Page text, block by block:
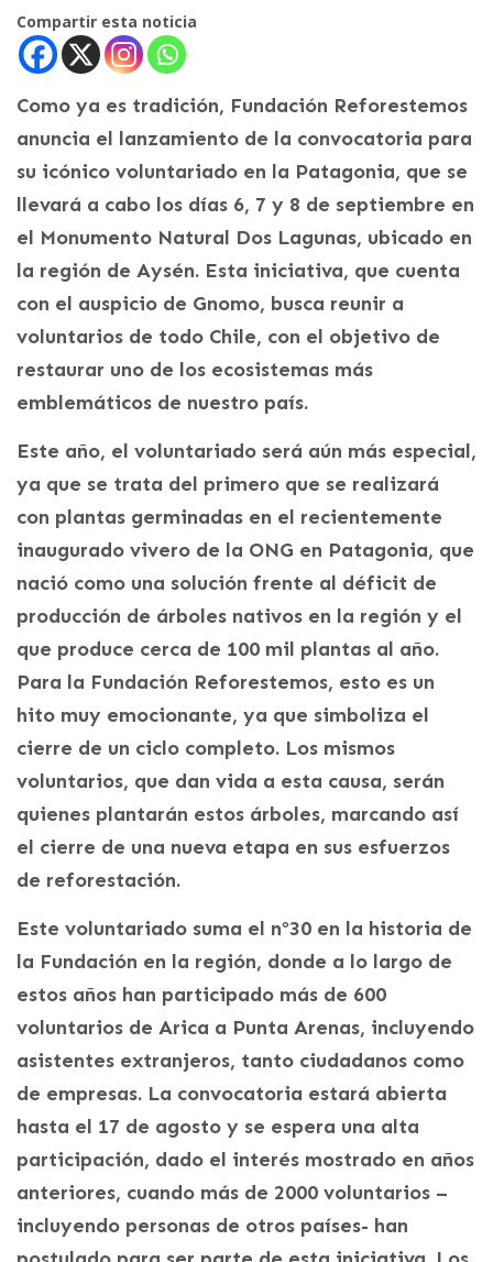
Compartir esta noticia
Como ya es tradición, Fundación Reforestemos
anuncia el lanzamiento de la convocatoria para
su icónico voluntariado en la Patagonia, que se
llevará a cabo los días 6, 7 y 8 de septiembre en
el Monumento Natural Dos Lagunas, ubicado en
la región de Aysén. Esta iniciativa, que cuenta
con el auspicio de Gnomo, busca reunir a
voluntarios de todo Chile, con el objetivo de
restaurar uno de los ecosistemas más
emblemáticos de nuestro país.
Este año, el voluntariado será aún más especial,
ya que se trata del primero que se realizará
con plantas germinadas en el recientemente
inaugurado vivero de la ONG en Patagonia, que
nació como una solución frente al déficit de
producción de árboles nativos en la región y el
que produce cerca de 100 mil plantas al año.
Para la Fundación Reforestemos, esto es un
hito muy emocionante, ya que simboliza el
cierre de un ciclo completo. Los mismos
voluntarios, que dan vida a esta causa, serán
quienes plantarán estos árboles, marcando así
el cierre de una nueva etapa en sus esfuerzos
de reforestación.
Este voluntariado suma el nº30 en la historia de
la Fundación en la región, donde a lo largo de
estos años han participado más de 600
voluntarios de Arica a Punta Arenas, incluyendo
asistentes extranjeros, tanto ciudadanos como
de empresas. La convocatoria estará abierta
hasta el 17 de agosto y se espera una alta
participación, dado el interés mostrado en años
anteriores, cuando más de 2000 voluntarios –
incluyendo personas de otros países- han